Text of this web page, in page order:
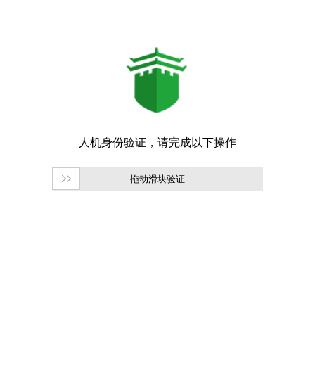
拖动滑块验证